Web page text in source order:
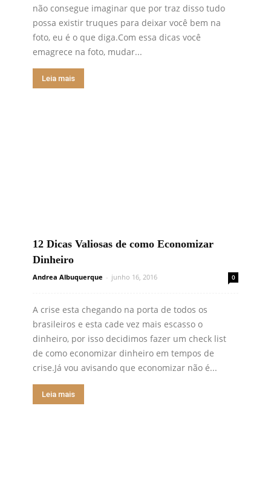
não consegue imaginar que por traz disso tudo
possa existir truques para deixar você bem na
foto, eu é o que diga.Com essa dicas você
emagrece na foto, mudar...
Leia mais
12 Dicas Valiosas de como Economizar
Dinheiro
Andrea Albuquerque - junho 16, 2016 0
A crise esta chegando na porta de todos os
brasileiros e esta cade vez mais escasso o
dinheiro, por isso decidimos fazer um check list
de como economizar dinheiro em tempos de
crise.Já vou avisando que economizar não é...
Leia mais